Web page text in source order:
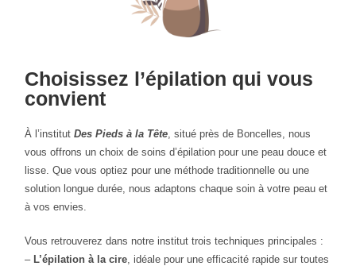
Choisissez l’épilation qui vous
convient
À l’institutDes Pieds à la Tête , situé près de Boncelles, nous
vous offrons un choix de soins d’épilation pour une peau douce et
lisse. Que vous optiez pour une méthode traditionnelle ou une
solution longue durée, nous adaptons chaque soin à votre peau et
à vos envies.
Vous retrouverez dans notre institut trois techniques principales :
– L’épilation à la cire , idéale pour une efficacité rapide sur toutes